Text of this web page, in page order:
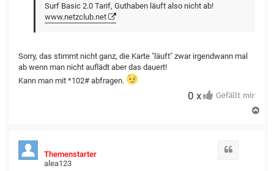
Surf Basic 2.0 Tarif, Guthaben läuft also nicht ab!
www.netzclub.net
Sorry, das stimmt nicht ganz, die Karte "läuft" zwar irgendwann mal
ab wenn man nicht auflädt aber das dauert!
Kann man mit *102# abfragen.
0 x
Themenstarter
alea123